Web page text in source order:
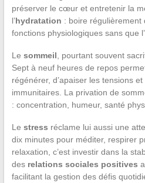
préserver le cœur et entretenir la
l’hydratation : boire régulièrement
fonctions physiologiques sans que
Le sommeil , pourtant souvent
Sept à neuf heures de repos
régénérer, d’apaiser les tensions
immunitaires. La privation de
: concentration, humeur, santé
Le stress réclame lui aussi une
dix minutes pour méditer, respirer
relaxation, c’est investir dans la
des relations sociales positives
facilitant la gestion des défis